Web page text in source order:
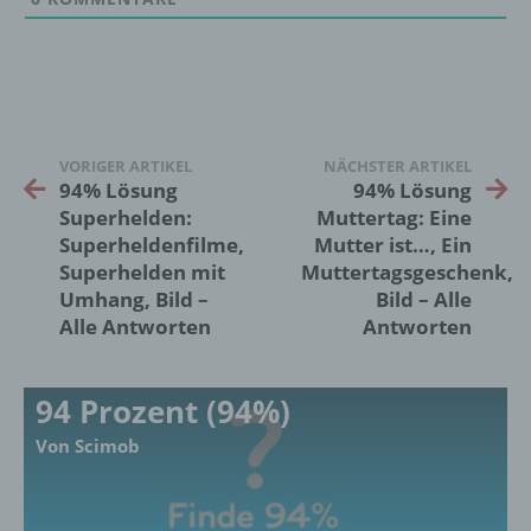
VORIGER ARTIKEL
94% Lösung
Superhelden:
Superheldenfilme,
Superhelden mit
Umhang, Bild –
Alle Antworten
NÄCHSTER ARTIKEL
94% Lösung
Muttertag: Eine
Mutter ist…, Ein
Muttertagsgeschenk,
Bild – Alle
Antworten
94 Prozent (94%)
Von Scimob
Zusammenhang mit personenbezogenen
Bereitstellung, den Abgleich oder die
Verknüpfung, die Einschränkung, das
Löschen oder die Vernichtung.
d) Einschränkung der Verarbeitung
personenbezogener Daten mit dem Ziel, ihre
künftige Verarbeitung einzuschränken.
e) Profiling